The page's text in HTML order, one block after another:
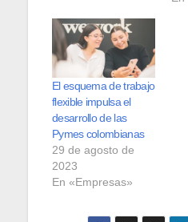
El esquema de trabajo
flexible impulsa el
desarrollo de las
Pymes colombianas
29 de agosto de
2023
En «Empresas»